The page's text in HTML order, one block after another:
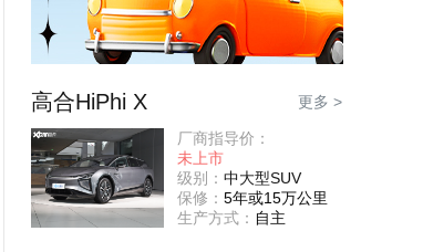
高合HiPhi X 更多 >
厂商指导价：
未上市
级别： 中大型SUV
保修： 5年或15万公里
生产方式： 自主